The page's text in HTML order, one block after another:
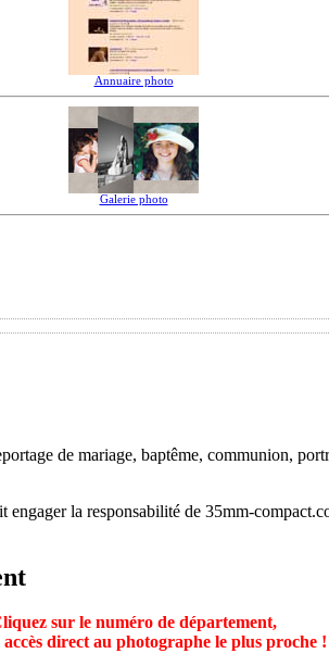
Annuaire photo
Galerie photo
de mariage, baptême, communion,
la responsabilité de 35mm-
sur le numéro de département,
direct au photographe le plus proche !